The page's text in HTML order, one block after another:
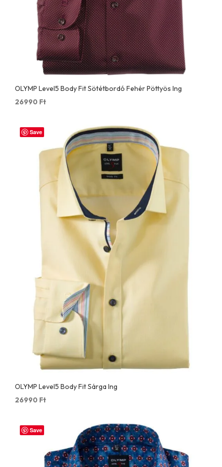
OLYMP Level5 Body Fit Sötétbordó Fehér Pöttyös Ing
26990 Ft
Save
OLYMP Level5 Body Fit Sárga Ing
26990 Ft
Save